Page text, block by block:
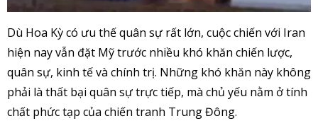
Dù Hoa Kỳ có ưu thế quân sự rất lớn, cuộc chiến với Iran
hiện nay vẫn đặt Mỹ trước nhiều khó khăn chiến lược,
quân sự, kinh tế và chính trị. Những khó khăn này không
phải là thất bại quân sự trực tiếp, mà chủ yếu nằm ở tính
chất phức tạp của chiến tranh Trung Đông.